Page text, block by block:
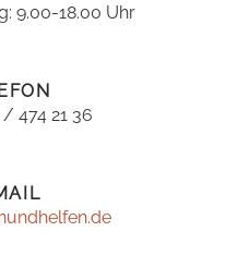
9.00-18.00 Uhr
/ 474 21 36